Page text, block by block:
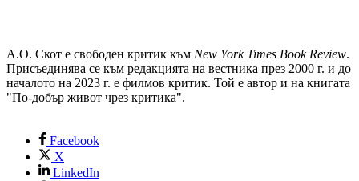
А.О. Скот е свободен критик към New York Times Book Review.
Присъединява се към редакцията на вестника през 2000 г. и до
началото на 2023 г. е филмов критик. Той е автор и на книгата
"По-добър живот чрез критика".
Facebook
X
LinkedIn